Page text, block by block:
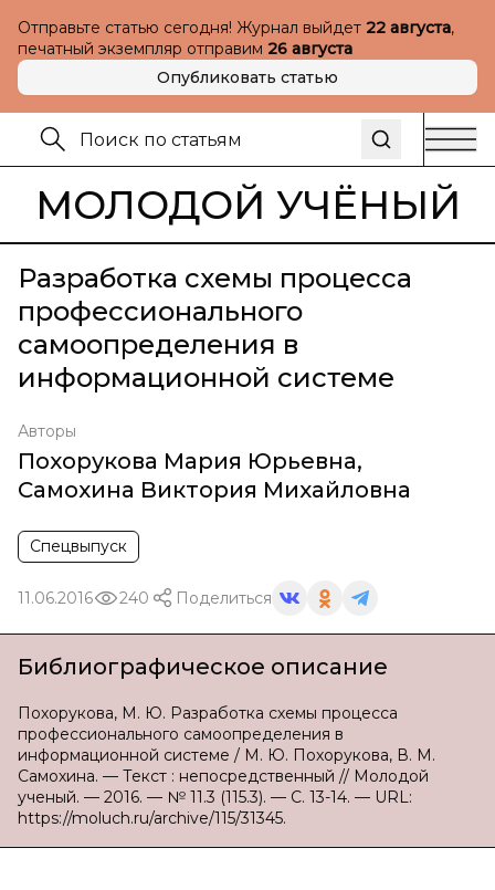
Отправьте статью сегодня! Журнал выйдет 22 августа,
печатный экземпляр отправим 26 августа
Опубликовать статью
МОЛОДОЙ УЧЁНЫЙ
Разработка схемы процесса
профессионального
самоопределения в
информационной системе
Авторы
Похорукова Мария Юрьевна,
Самохина Виктория Михайловна
Спецвыпуск
11.06.2016 240 Поделиться
Библиографическое описание
Похорукова, М. Ю. Разработка схемы процесса
профессионального самоопределения в
информационной системе / М. Ю. Похорукова, В. М.
Самохина. — Текст : непосредственный // Молодой
ученый. — 2016. — № 11.3 (115.3). — С. 13-14. — URL:
https://moluch.ru/archive/115/31345.